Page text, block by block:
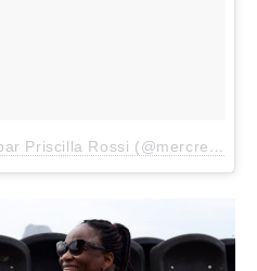
Une publication partagée par Priscilla Rossi (@mercredieblog)